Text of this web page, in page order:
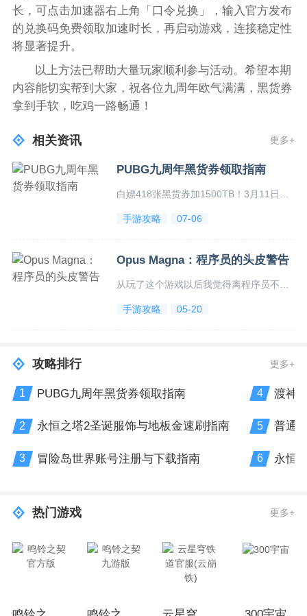
长，可点击加速器右上角「口令兑换」，输入官方发布
的兑换码免费领取加速时长，再启动游戏，连接稳定性
将显著提升。
以上方法已帮助大量玩家顺利参与活动。希望本期
内容能切实帮到大家，祝各位九周年欧气满满，黑货券
拿到手软，吃鸡一路畅通！
相关资讯 更多+
PUBG九周年黑货券领取指南
手游攻略 07-06
Opus Magna：程序员的头皮警告
从玩了这个游戏以后我觉得离程序员不远了，不该在脱发情况下还玩它。这游戏让人头顶发凉，却有97%好评率，完美诠释“代码能运行就行”的真理。...
手游攻略 05-20
攻略排行 更多+
1 PUBG九周年黑货券领取指南
2 永恒之塔2圣诞服饰与地板金速刷指南
3 冒险岛世界账号注册与下载指南
4 渡神
5 普通
6 永恒
热门游戏 更多+